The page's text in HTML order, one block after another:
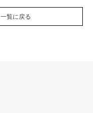
覧に戻る